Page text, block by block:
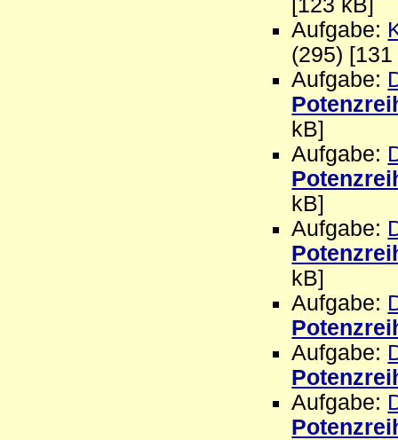
Aufgabe:
(295)
Aufgabe:
kB]
Aufgabe:
kB]
Aufgabe:
kB]
Aufgabe:
Aufgabe:
Aufgabe: